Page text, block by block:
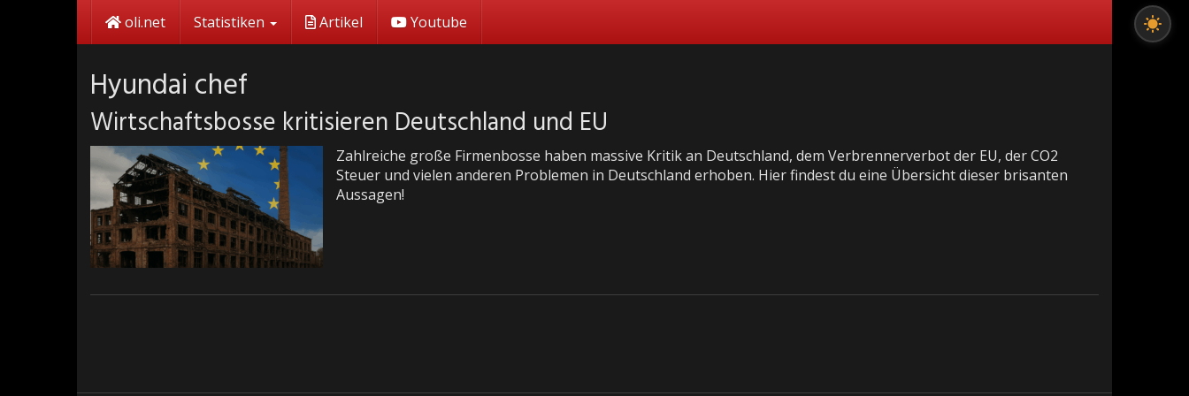
oli.net Statistiken Artikel Youtube
Hyundai chef
Wirtschaftsbosse kritisieren Deutschland und EU
Zahlreiche große Firmenbosse haben massive Kritik an Deutschland, dem Verbrennerverbot der EU, der CO2
Steuer und vielen anderen Problemen in Deutschland erhoben. Hier findest du eine Übersicht dieser brisanten
Aussagen!